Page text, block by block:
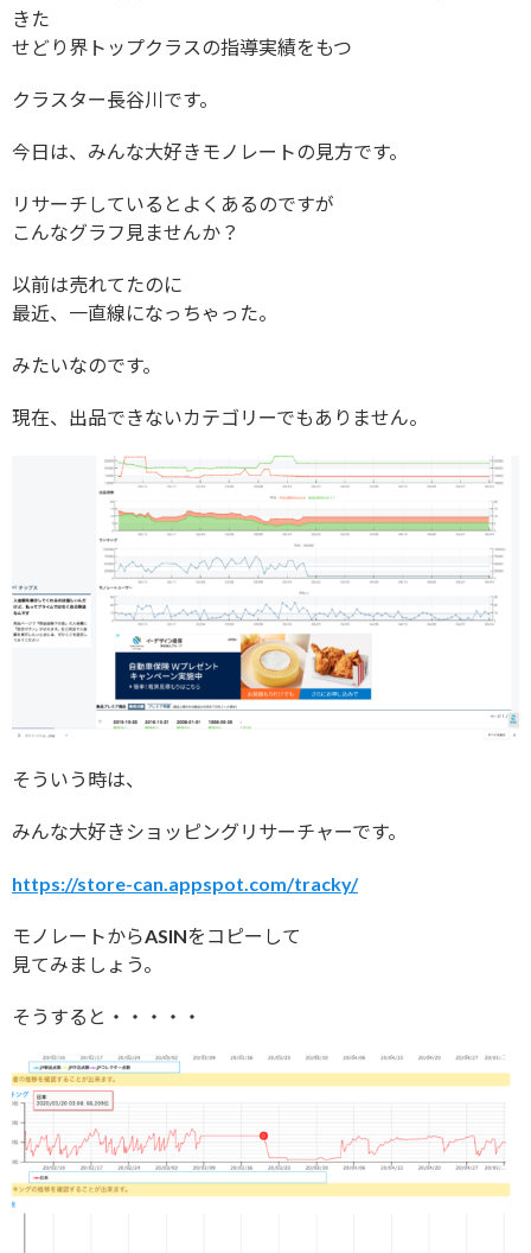
きた
せどり界トップクラスの指導実績をもつ
クラスター長谷川です。
今日は、みんな大好きモノレートの見方です。
リサーチしているとよくあるのですが
こんなグラフ見ませんか？
以前は売れてたのに
最近、一直線になっちゃった。
みたいなのです。
現在、出品できないカテゴリーでもありません。
そういう時は、
みんな大好きショッピングリサーチャーです。
https://store-can.appspot.com/tracky/
モノレートからASINをコピーして
見てみましょう。
そうすると・・・・・